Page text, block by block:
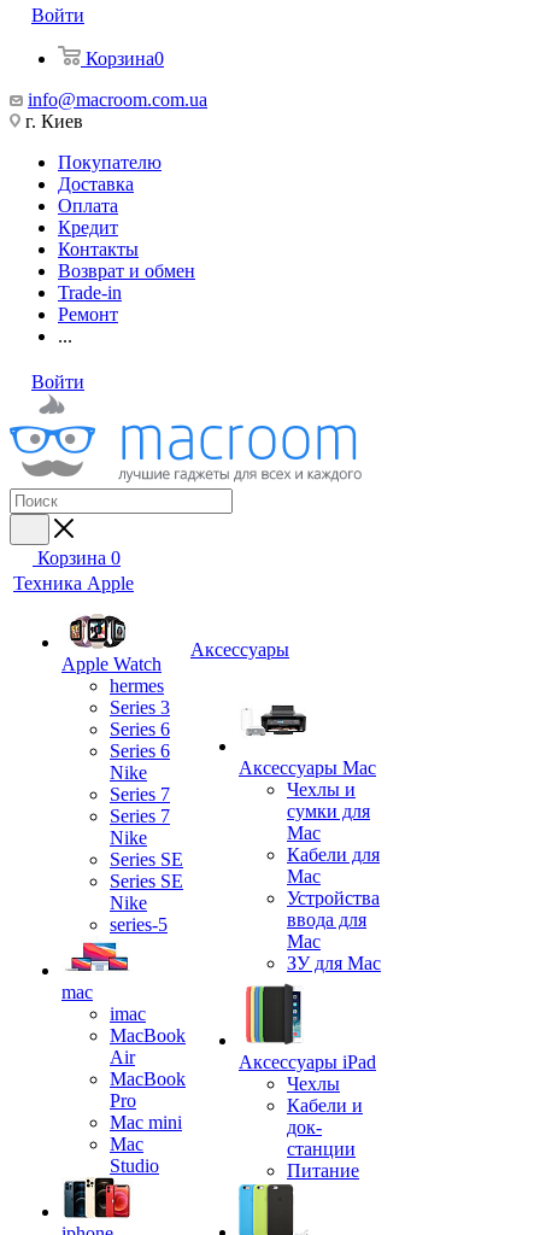
Войти
Корзина0
info@macroom.com.ua
г. Киев
Покупателю
Доставка
Оплата
Кредит
Контакты
Возврат и обмен
Trade-in
Ремонт
...
Войти
Корзина 0
Техника Apple
Apple Watch
hermes
Series 3
Series 6
Series 6
Nike
Series 7
Series 7
Nike
Series SE
Series SE
Nike
series-5
mac
imac
MacBook
Air
MacBook
Pro
Mac mini
Mac
Studio
Аксессуары
Аксессуары Mac
Чехлы и
сумки для
Mac
Кабели для
Mac
Устройства
ввода для
Mac
ЗУ для Mac
Аксессуары iPad
Чехлы
Кабели и
док-
станции
Питание